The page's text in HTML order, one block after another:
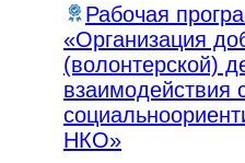
Рабочая
«Организация
(волонтерской)
взаимодействия
НКО»